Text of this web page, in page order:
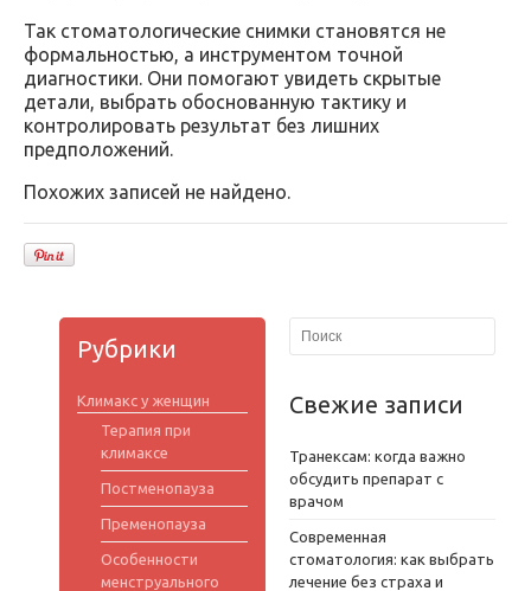
Так стоматологические снимки становятся не
формальностью, а инструментом точной
диагностики. Они помогают увидеть скрытые
детали, выбрать обоснованную тактику и
контролировать результат без лишних
предположений.
Похожих записей не найдено.
Рубрики
Климакс у женщин
Терапия при
климаксе
Постменопауза
Пременопауза
Особенности
менструального
Свежие записи
Транексам: когда важно
обсудить препарат с
врачом
Современная
стоматология: как выбрать
лечение без страха и